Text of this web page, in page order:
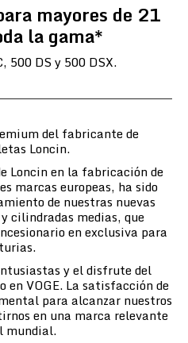
mayores de 21
la gama*
500 DS y 500 DSX.
del fabricante de
Loncin.
Loncin en la fabricación de
marcas europeas, ha sido
de nuestras nuevas
cilindradas medias, que
en exclusiva para
y el disfrute del
VOGE. La satisfacción de
para alcanzar nuestros
en una marca relevante
mundial.